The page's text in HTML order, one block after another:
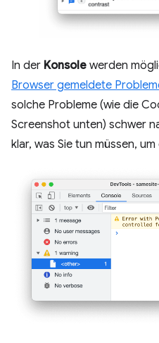
In der Konsole werden
Browser gemeldete
solche Probleme (wie die
Screenshot unten) schwer
klar, was Sie tun müssen,